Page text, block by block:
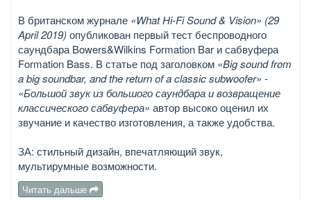
В британском журнале «What Hi-Fi Sound & Vision» (29
April 2019) опубликован первый тест беспроводного
саундбара Bowers&Wilkins Formation Bar и сабвуфера
Formation Bass. В статье под заголовком «Big sound from
a big soundbar, and the return of a classic subwoofer» -
«Большой звук из большого саундбара и возвращение
классического сабвуфера» автор высоко оценил их
звучание и качество изготовления, а также удобства.
ЗА: стильный дизайн, впечатляющий звук,
мультирумные возможности.
Читать дальше